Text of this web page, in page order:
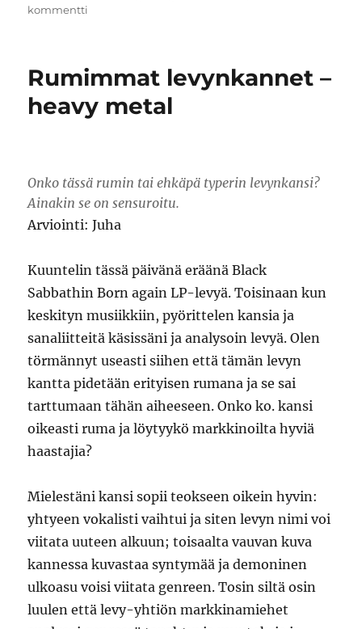
kommentti
10
Joulu-
Rumimmat levynkannet –
heavy metal
Onko tässä rumin tai ehkäpä typerin levynkansi?
Ainakin se on sensuroitu.
Arviointi: Juha
Kuuntelin tässä päivänä eräänä Black
Sabbathin Born again LP-levyä. Toisinaan kun
keskityn musiikkiin, pyörittelen kansia ja
sanaliitteitä käsissäni ja analysoin levyä. Olen
törmännyt useasti siihen että tämän levyn
kantta pidetään erityisen rumana ja se sai
tarttumaan tähän aiheeseen. Onko ko. kansi
oikeasti ruma ja löytyykö markkinoilta hyviä
haastajia?
Mielestäni kansi sopii teokseen oikein hyvin:
yhtyeen vokalisti vaihtui ja siten levyn nimi voi
viitata uuteen alkuun; toisaalta vauvan kuva
kannessa kuvastaa syntymää ja demoninen
ulkoasu voisi viitata genreen. Tosin siltä osin
luulen että levy-yhtiön markkinamiehet